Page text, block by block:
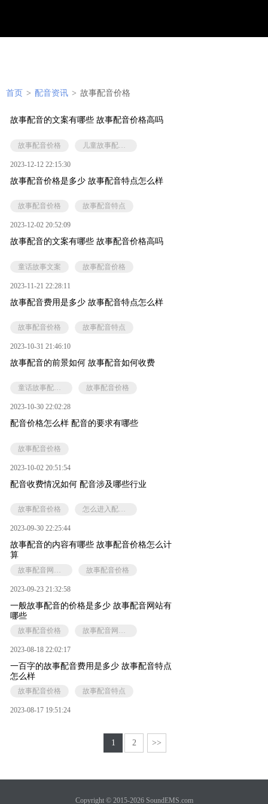
首页 > 配音资讯 > 故事配音价格
故事配音的文案有哪些 故事配音价格高吗
故事配音价格 儿童故事配音的要求
2023-12-12 22:15:30
故事配音价格是多少 故事配音特点怎么样
故事配音价格 故事配音特点
2023-12-02 20:52:09
故事配音的文案有哪些 故事配音价格高吗
童话故事文案 故事配音价格
2023-11-21 22:28:11
故事配音费用是多少 故事配音特点怎么样
故事配音价格 故事配音特点
2023-10-31 21:46:10
故事配音的前景如何 故事配音如何收费
童话故事配音特点 故事配音价格
2023-10-30 22:02:28
配音价格怎么样 配音的要求有哪些
故事配音价格
2023-10-02 20:51:54
配音收费情况如何 配音涉及哪些行业
故事配音价格 怎么进入配音行业
2023-09-30 22:25:44
故事配音的内容有哪些 故事配音价格怎么计
算
故事配音价格
2023-09-23 21:32:58
一般故事配音的价格是多少 故事配音网站有
哪些
故事配音价格 故事配音网站推荐
2023-08-18 22:02:17
一百字的故事配音费用是多少 故事配音特点
怎么样
故事配音价格 故事配音特点
2023-08-17 19:51:24
1 2 >>
Copyright © 2015-2026 SoundEMS.com